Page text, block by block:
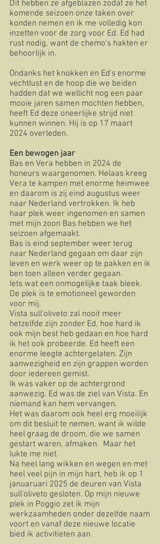
Dit hebben ze afgeblazen zodat ze het
komende seizoen onze taken over
konden nemen en ik me volledig kon
inzetten voor de zorg voor Ed. Ed had
rust nodig, want de chemo's hakten er
behoorlijk in.
Ondanks het knokken en Ed's enorme
vechtlust en de hoop die we beiden
hadden dat we wellicht nog een paar
mooie jaren samen mochten hebben,
heeft Ed deze oneerlijke strijd niet
kunnen winnen. Hij is op 17 maart
2024 overleden.
Een bewogen jaar
Bas en Vera hebben in 2024 de
honeurs waargenomen. Helaas kreeg
Vera te kampen met enorme heimwee
en daarom is zij eind augustus weer
naar Nederland vertrokken. Ik heb
haar plek weer ingenomen en samen
met mijn zoon Bas hebben we het
seizoen afgemaakt.
Bas is eind september weer terug
naar Nederland gegaan om daar zijn
leven en werk weer op te pakken en ik
ben toen alleen verder gegaan.
Iets wat een onmogelijke taak bleek.
De plek is te emotioneel geworden
voor mij.
Vista sull'oliveto zal nooit meer
hetzelfde zijn zonder Ed, hoe hard ik
ook mijn best heb gedaan en hoe hard
ik het ook probeerde. Ed heeft een
enorme leegte achtergelaten. Zijn
aanwezigheid en zijn grappen worden
door iedereen gemist.
Ik was vaker op de achtergrond
aanwezig. Ed was de ziel van Vista. En
niemand kan hem vervangen.
Het was daarom ook heel erg moeilijk
om dit besluit te nemen, want ik wilde
heel graag de droom, die we samen
gestart waren, afmaken. Maar het
lukte me niet.
Na heel lang wikken en wegen en met
heel veel pijn in mijn hart, heb ik op 1
januaruari 2025 de deuren van Vista
sull'oliveto gesloten. Op mijn nieuwe
plek in Poggio zet ik mijn
werkzaamheden onder dezelfde naam
voort en vanaf deze nieuwe locatie
bied ik activitieten aan.